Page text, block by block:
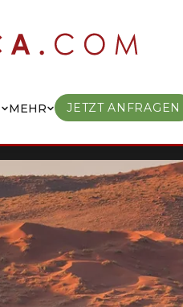
MEHR JETZT ANFRAGEN